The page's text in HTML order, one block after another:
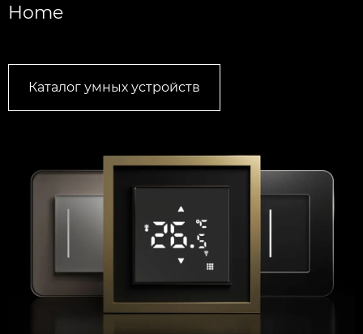
Home
Каталог умных устройств